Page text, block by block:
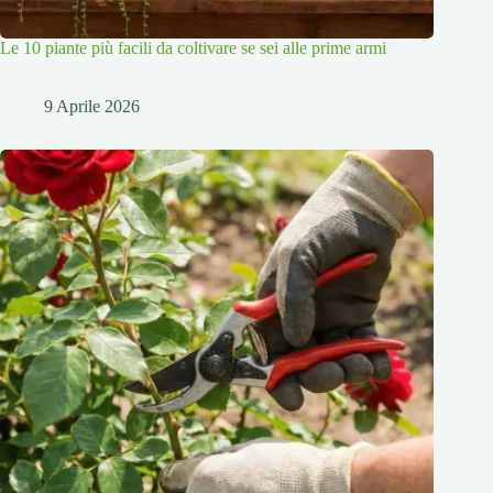
Le 10 piante più facili da coltivare se sei alle prime armi
9 Aprile 2026